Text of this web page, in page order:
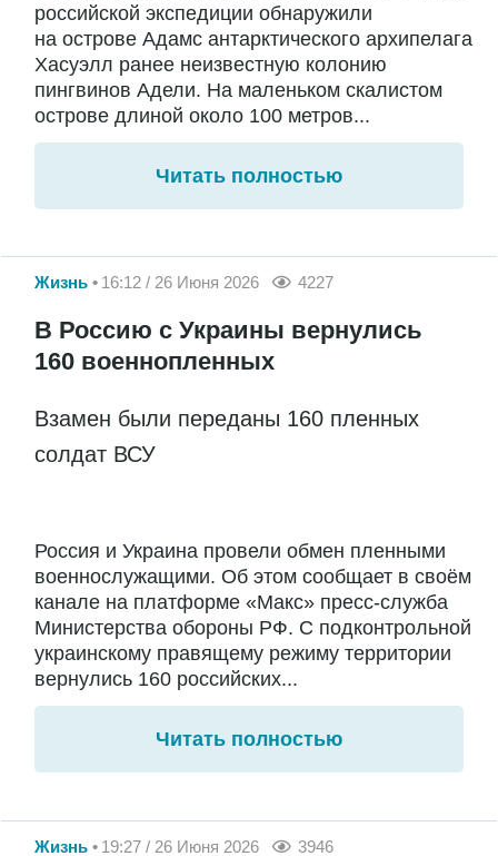
российской экспедиции обнаружили
на острове Адамс антарктического архипелага
Хасуэлл ранее неизвестную колонию
пингвинов Адели. На маленьком скалистом
острове длиной около 100 метров...
Читать полностью
Жизнь 16:12 / 26 Июня 2026 4227
В Россию с Украины вернулись
160 военнопленных
Взамен были переданы 160 пленных
солдат ВСУ
Россия и Украина провели обмен пленными
военнослужащими. Об этом сообщает в своём
канале на платформе «Макс» пресс-служба
Министерства обороны РФ. С подконтрольной
украинскому правящему режиму территории
вернулись 160 российских...
Читать полностью
Жизнь 19:27 / 26 Июня 2026 3946